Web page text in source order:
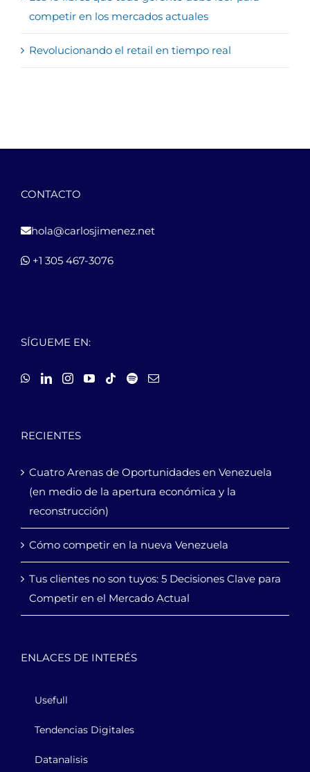
competir en los mercados actuales
Revolucionando el retail en tiempo real
CONTACTO
hola@carlosjimenez.net
+1 305 467-3076
SÍGUEME EN:
RECIENTES
Cuatro Arenas de Oportunidades en Venezuela
(en medio de la apertura económica y la
reconstrucción)
Cómo competir en la nueva Venezuela
Tus clientes no son tuyos: 5 Decisiones Clave para
Competir en el Mercado Actual
ENLACES DE INTERÉS
Usefull
Tendencias Digitales
Datanalisis